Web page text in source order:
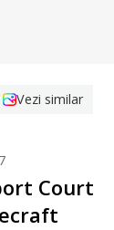
Vezi similar
Court